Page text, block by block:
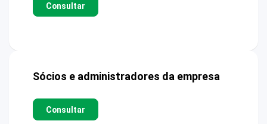
Consultar
Sócios e administradores da empresa
Consultar